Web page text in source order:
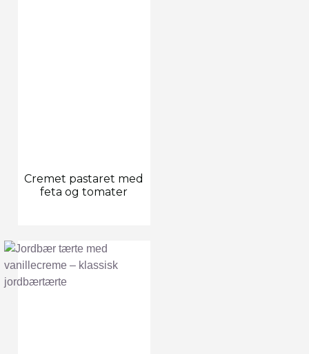
Cremet pastaret med
feta og tomater